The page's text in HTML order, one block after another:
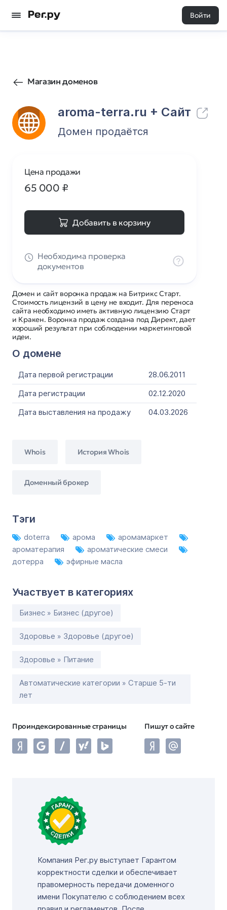
Войти
Магазин доменов
aroma-terra.ru + Cайт
0 0
Домен продаётся
Домен и сайт воронка продаж на Битрикс Старт.
Стоимость лицензий в цену не входит. Для переноса
сайта необходимо иметь активную лицензию Старт
и Кракен. Воронка продаж создана под Директ, дает
хороший результат при соблюдении маркетинговой
идеи.
О домене
Дата первой регистрации
28.06.2011
Дата регистрации
02.12.2020
Дата выставления на продажу
04.03.2026
Whois История Whois
Доменный брокер
Тэги
doterra арома
аромамаркет
ароматерапия
ароматические смеси
дотерра
эфирные масла
Участвует в категориях
Бизнес » Бизнес (другое)
Здоровье » Здоровье (другое)
Здоровье » Питание
Автоматические категории » Старше 5-ти
лет
Проиндексированные страницы Пишут о сайте
Цена продажи
65 000 ₽
Добавить в корзину
Необходима проверка
документов
Компания Рег.ру выступает Гарантом
корректности сделки и обеспечивает
правомерность передачи доменного
имени Покупателю с соблюдением всех